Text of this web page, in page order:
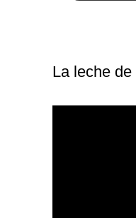
La leche